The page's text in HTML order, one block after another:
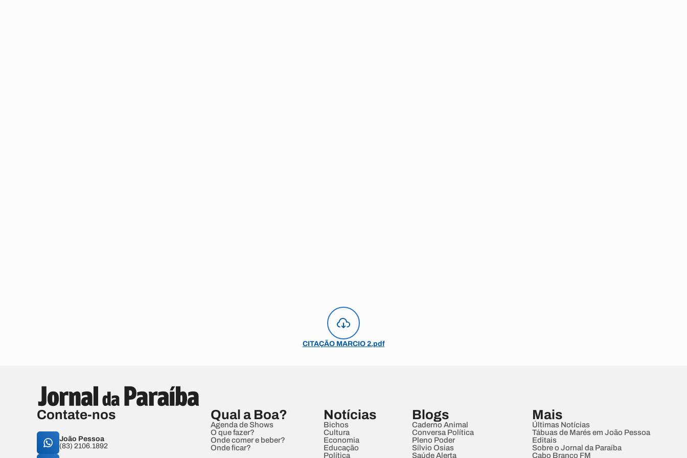
CITAÇÃO MARCIO 2.pdf
Contate-nos
João Pessoa
(83) 2106.1892
Qual a Boa?
Agenda de Shows
O que fazer?
Onde comer e beber?
Onde ficar?
Notícias
Bichos
Cultura
Economia
Educação
Política
Blogs
Caderno Animal
Conversa Política
Pleno Poder
Sílvio Osias
Saúde Alerta
Mais
Últimas Notícias
Tábuas de Marés em João Pessoa
Editais
Sobre o Jornal da Paraíba
Cabo Branco FM